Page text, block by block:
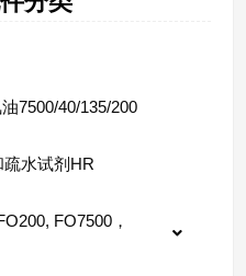
7500/40/135/200
水试剂HR
FO7500，